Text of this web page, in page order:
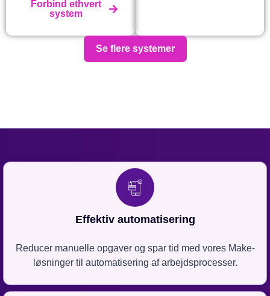
Forbind ethvert
system
Se flere systemer
Effektiv automatisering
Reducer manuelle opgaver og spar tid med vores Make-
løsninger til automatisering af arbejdsprocesser.